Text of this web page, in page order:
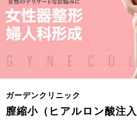
ガーデンクリニック
膣縮小（ヒアルロン酸注入